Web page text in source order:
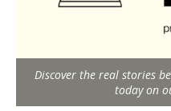
Discover the real stories
today on